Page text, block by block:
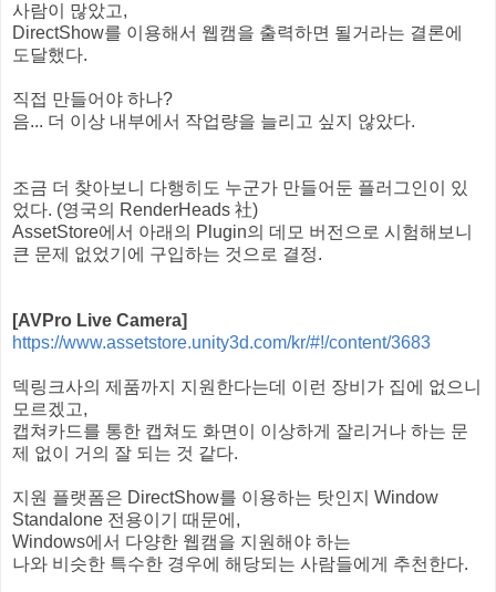
사람이 많았고,
DirectShow를 이용해서 웹캠을 출력하면 될거라는 결론에
도달했다.
직접 만들어야 하나?
음... 더 이상 내부에서 작업량을 늘리고 싶지 않았다.
조금 더 찾아보니 다행히도 누군가 만들어둔 플러그인이 있
었다. (영국의 RenderHeads 社)
AssetStore에서 아래의 Plugin의 데모 버전으로 시험해보니
큰 문제 없었기에 구입하는 것으로 결정.
[AVPro Live Camera]
https://www.assetstore.unity3d.com/kr/#!/content/3683
덱링크사의 제품까지 지원한다는데 이런 장비가 집에 없으니
모르겠고,
캡쳐카드를 통한 캡쳐도 화면이 이상하게 잘리거나 하는 문
제 없이 거의 잘 되는 것 같다.
지원 플랫폼은 DirectShow를 이용하는 탓인지 Window
Standalone 전용이기 때문에,
Windows에서 다양한 웹캠을 지원해야 하는
나와 비슷한 특수한 경우에 해당되는 사람들에게 추천한다.